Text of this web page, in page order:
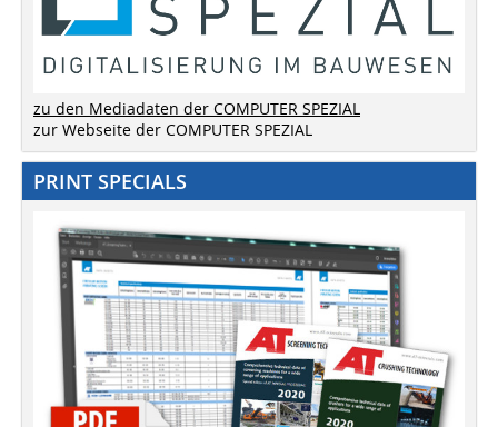
zu den Mediadaten der COMPUTER SPEZIAL
zur Webseite der COMPUTER SPEZIAL
PRINT SPECIALS